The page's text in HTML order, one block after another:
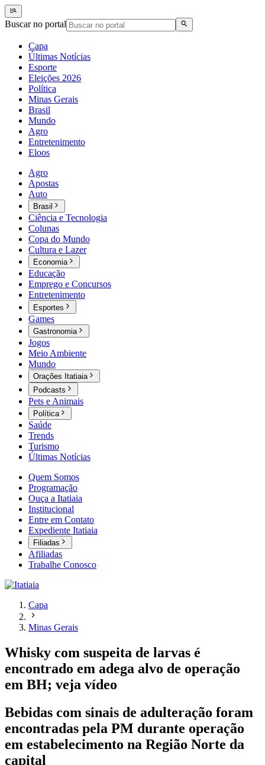
Buscar no portal
Capa
Últimas Notícias
Esporte
Eleições 2026
Política
Minas Gerais
Brasil
Mundo
Agro
Entretenimento
Eloos
Agro
Apostas
Auto
Brasil
Ciência e Tecnologia
Colunas
Copa do Mundo
Cultura e Lazer
Economia
Educação
Emprego e Concursos
Entretenimento
Esportes
Games
Gastronomia
Jogos
Meio Ambiente
Mundo
Orações Itatiaia
Podcasts
Pets e Animais
Política
Saúde
Trends
Turismo
Últimas Notícias
Quem Somos
Programação
Ouça a Itatiaia
Institucional
Entre em Contato
Expediente Itatiaia
Filiadas
Afiliadas
Trabalhe Conosco
Capa
Minas Gerais
Whisky com suspeita de larvas é
encontrado em adega alvo de operação
em BH; veja vídeo
Bebidas com sinais de adulteração foram
encontradas pela PM durante operação
em estabelecimento na Região Norte da
capital